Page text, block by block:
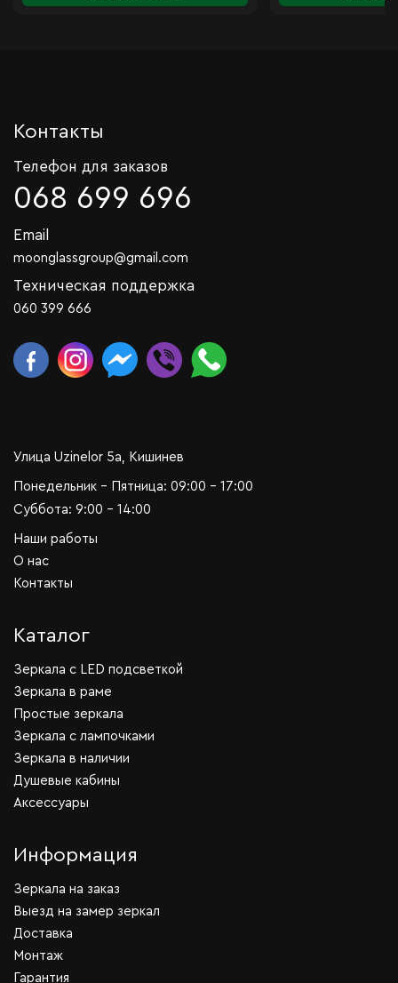
Контакты
Телефон для заказов
068 699 696
Email
moonglassgroup@gmail.com
Техническая поддержка
060 399 666
Улица Uzinelor 5a, Кишинев
Понедельник - Пятница: 09:00 - 17:00
Суббота: 9:00 - 14:00
Наши работы
О нас
Контакты
Каталог
Зеркала c LED подсветкой
Зеркала в раме
Простые зеркала
Зеркала с лампочками
Зеркала в наличии
Душевые кабины
Аксессуары
Информация
Зеркала на заказ
Выезд на замер зеркал
Доставка
Монтаж
Гарантия